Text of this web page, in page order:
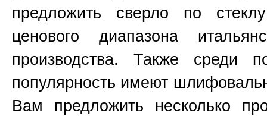
предложить сверло по
ценового диапазона
производства. Также среди
популярность имеют
Вам предложить несколько